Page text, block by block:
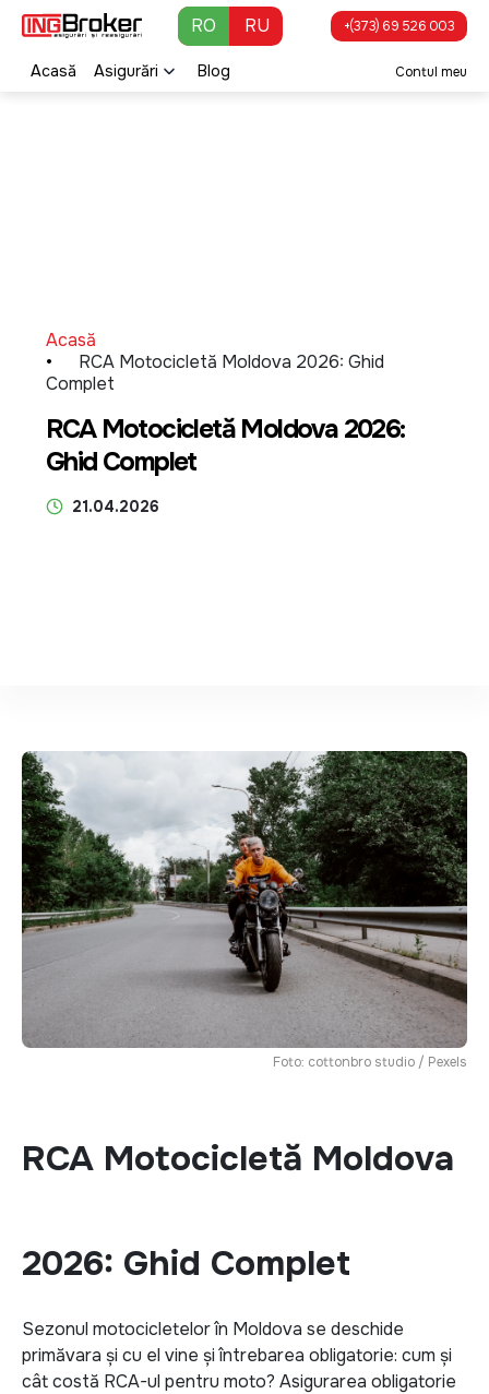
Skip to main content
RO RU +(373) 69 526 003
Acasă Asigurări Blog Contul meu
Breadcrumb
Acasă
RCA Motocicletă Moldova 2026: Ghid
Complet
RCA Motocicletă Moldova 2026:
Ghid Complet
21.04.2026
Foto: cottonbro studio / Pexels
RCA Motocicletă Moldova
2026: Ghid Complet
Sezonul motocicletelor în Moldova se deschide
primăvara și cu el vine și întrebarea obligatorie: cum și
cât costă RCA-ul pentru moto? Asigurarea obligatorie